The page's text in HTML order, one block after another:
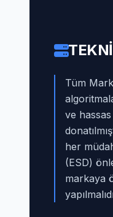
Tüm
ve
her
(ESD)
markaya